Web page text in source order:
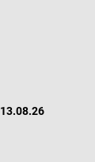
13.08.26